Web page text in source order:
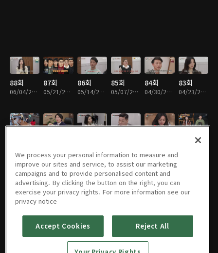
88회
06/04/2026 • 1시간 35분
87회
05/21/2026 • 1시간 36분
86회
05/14/2026 • 1시간 35분
85회
05/07/2026 • 1시간 35분
84회
04/30/2026 • 1시간 33분
83회
04/23/2026 • 1시간 35분
76회
03/05/2026 • 1시간 30분
75회 74회 73회 72회 71회
We process your personal information to measure and
improve our sites and service, to assist our marketing
campaigns and to provide personalised content and
advertising. By clicking the button on the right, you can
exercise your privacy rights. For more information see our
privacy notice
Accept Cookies Reject All